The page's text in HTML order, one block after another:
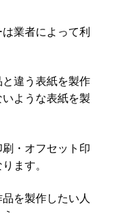
業者によって利
違う表紙を製作
ような表紙を製
・オフセット印
ます。
を製作したい人